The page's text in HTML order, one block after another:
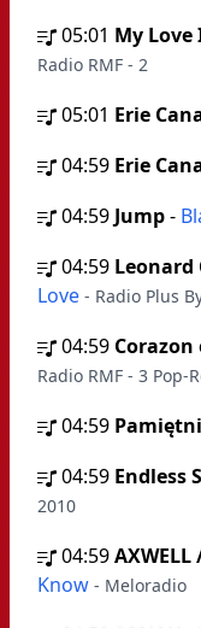
05:01 My Love
Radio RMF - 2
05:01 Erie
04:59 Erie
04:59 Jump-
04:59 Leonard
Love - Radio Plus
04:59
Radio RMF - 3 Pop-
04:59
04:59 Endless
2010
04:59AXWELL
Know - Meloradio